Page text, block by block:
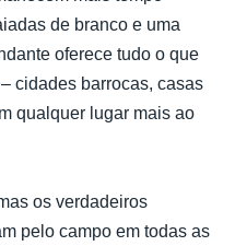
de branco e uma
oferece tudo o que
cidades barrocas, casas
qualquer lugar mais ao
os verdadeiros
pelo campo em todas as